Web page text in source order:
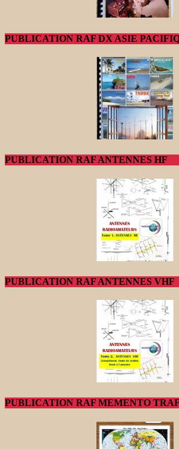
PUBLICATION RAF DX ASIE
PUBLICATION RAF ANTENNES HF
PUBLICATION RAF ANTENNES VHF
PUBLICATION RAF MEMENTO